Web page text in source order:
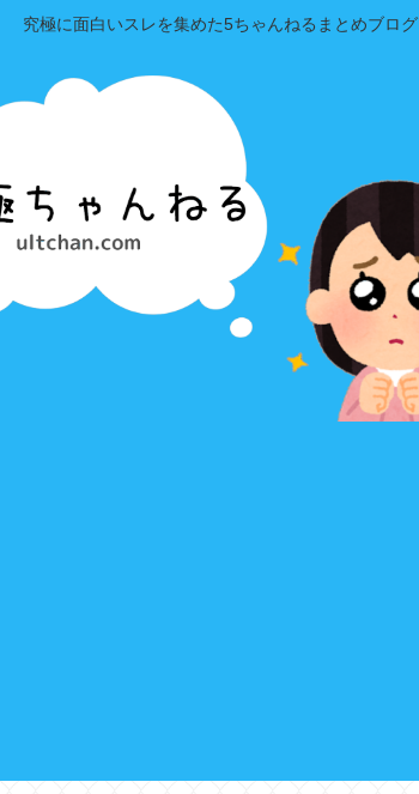
究極に面白いスレを集めた5ちゃんねるまとめブログ